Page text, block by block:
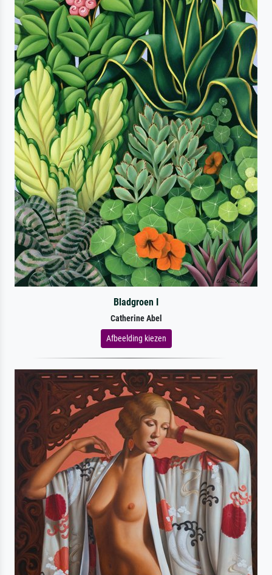
Bladgroen I
Catherine Abel
Afbeelding kiezen